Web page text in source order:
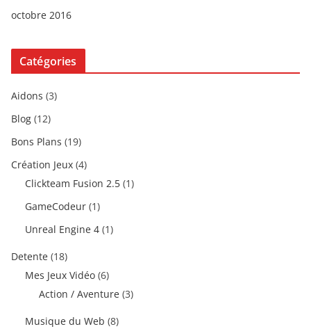
octobre 2016
Catégories
Aidons (3)
Blog (12)
Bons Plans (19)
Création Jeux (4)
Clickteam Fusion 2.5 (1)
GameCodeur (1)
Unreal Engine 4 (1)
Detente (18)
Mes Jeux Vidéo (6)
Action / Aventure (3)
Musique du Web (8)